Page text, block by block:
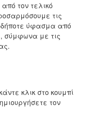
τον τελικό
τις
ύφασμα από
σύμφωνα με τις
κλικ στο κουμπί
τον